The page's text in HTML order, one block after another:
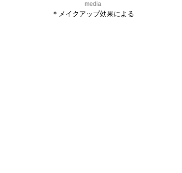
media
＊メイクアップ効果による